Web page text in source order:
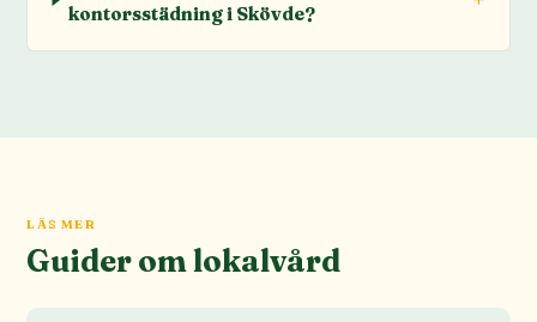
kontorsstädning i Skövde?
LÄS MER
Guider om lokalvård